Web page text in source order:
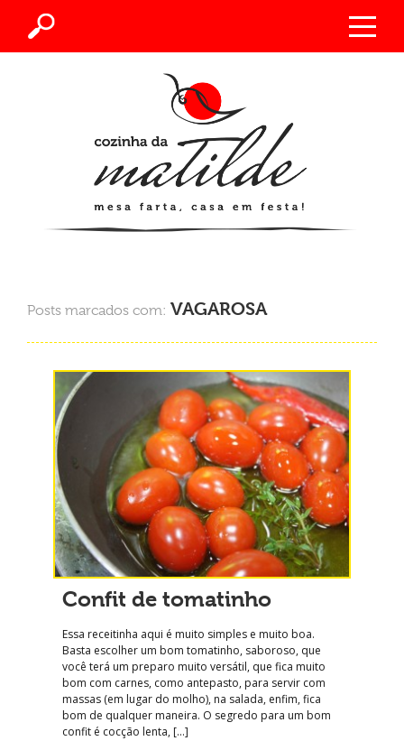
Posts marcados com: VAGAROSA
Confit de tomatinho
Essa receitinha aqui é muito simples e muito boa.
Basta escolher um bom tomatinho, saboroso, que
você terá um preparo muito versátil, que fica muito
bom com carnes, como antepasto, para servir com
massas (em lugar do molho), na salada, enfim, fica
bom de qualquer maneira. O segredo para um bom
confit é cocção lenta, […]